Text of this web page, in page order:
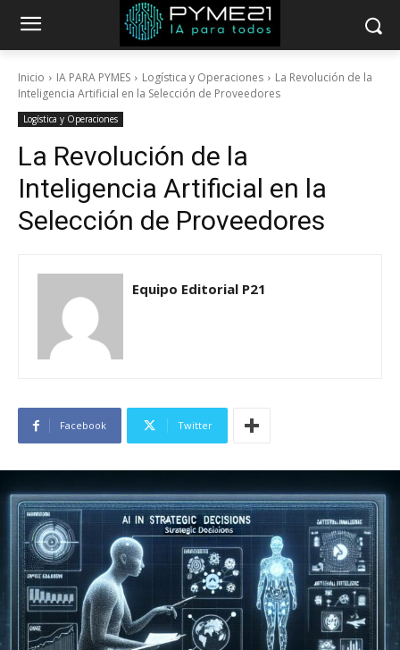
Inicio IA PARA PYMES Logística y Operaciones
La Revolución de la
Inteligencia Artificial en la Selección de Proveedores
Logística y Operaciones
La Revolución de la
Inteligencia Artificial en la
Selección de Proveedores
Equipo Editorial P21
Facebook Twitter